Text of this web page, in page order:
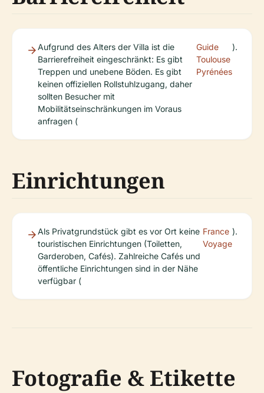
Aufgrund des Alters der Villa ist die
Barrierefreiheit eingeschränkt: Es gibt
Treppen und unebene Böden. Es gibt
keinen offiziellen Rollstuhlzugang, daher
sollten Besucher mit
Mobilitätseinschränkungen im Voraus
anfragen (
Guide
Toulouse
Pyrénées
).
Einrichtungen
Als Privatgrundstück gibt es vor Ort keine
touristischen Einrichtungen (Toiletten,
Garderoben, Cafés). Zahlreiche Cafés und
öffentliche Einrichtungen sind in der Nähe
verfügbar (
France
Voyage
).
Fotografie & Etikette